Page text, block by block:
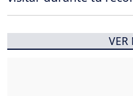
VER